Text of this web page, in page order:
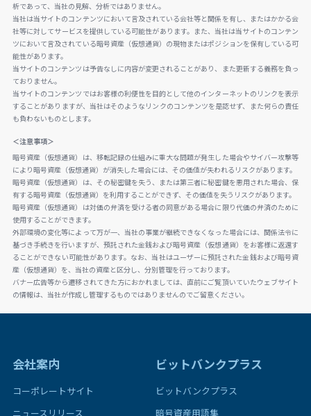
析であって、当社の見解、分析ではありません。
当社は当サイトのコンテンツにおいて言及されている会社等と関係を有し、またはかかる会
社等に対してサービスを提供している可能性があります。また、当社は当サイトのコンテン
ツにおいて言及されている暗号資産（仮想通貨）の現物またはポジションを保有している可
能性があります。
当サイトのコンテンツは予告なしに内容が変更されることがあり、また更新する義務を負っ
ておりません。
当サイトのコンテンツではお客様の利便性を目的として他のインターネットのリンクを表示
することがありますが、当社はそのようなリンクのコンテンツを是認せず、また何らの責任
も負わないものとします。
＜注意事項＞
暗号資産（仮想通貨）は、移転記録の仕組みに重大な問題が発生した場合やサイバー攻撃等
により暗号資産（仮想通貨）が消失した場合には、その価値が失われるリスクがあります。
暗号資産（仮想通貨）は、その秘密鍵を失う、または第三者に秘密鍵を悪用された場合、保
有する暗号資産（仮想通貨）を利用することができず、その価値を失うリスクがあります。
暗号資産（仮想通貨）は対価の弁済を受ける者の同意がある場合に限り代価の弁済のために
使用することができます。
外部環境の変化等によって万が一、当社の事業が継続できなくなった場合には、関係法令に
基づき手続きを行いますが、預託された金銭および暗号資産（仮想通貨）をお客様に返還す
ることができない可能性があります。なお、当社はユーザーに預託された金銭および暗号資
産（仮想通貨）を、当社の資産と区分し、分別管理を行っております。
バナー広告等から遷移されてきた方におかれましては、直前にご覧頂いていたウェブサイト
の情報は、当社が作成し管理するものではありませんのでご留意ください。
会社案内
コーポレートサイト
ニュースリリース
ビットバンクプラス
ビットバンクプラス
暗号資産用語集